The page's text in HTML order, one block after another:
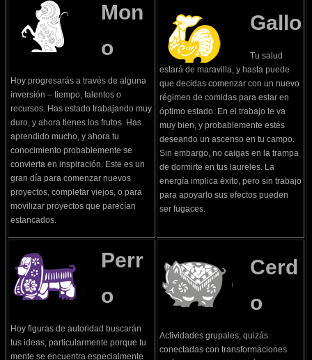
Mon
o
Hoy progresarás a través de alguna
inversión – tiempo, talentos o
recursos. Has estado trabajando muy
duro, y ahora tienes los frutos. Has
aprendido mucho, y ahora tu
conocimiento probablemente se
convierta en inspiración. Este es un
gran día para comenzar nuevos
proyectos, completar viejos, o para
movilizar proyectos que parecían
estancados.
Gallo
Tu salud
estará de maravilla, y hasta puede
que decidas comenzar con un nuevo
régimen de comidas para estar en
óptimo estado. En el trabajo te va
muy bien, y probablemente estés
deseando un ascenso en tu campo.
Sin embargo, no caigas en la trampa
de dormirte en tus laureles. La
energía implica éxito, pero sin trabajo
para apoyarlo sus efectos pueden
ser fugaces.
Perr
o
Hoy figuras de autoridad buscarán
tus ideas, particularmente porque tu
mente se encuentra especialmente
Cerd
o
Actividades grupales, quizás
conectadas con transformaciones